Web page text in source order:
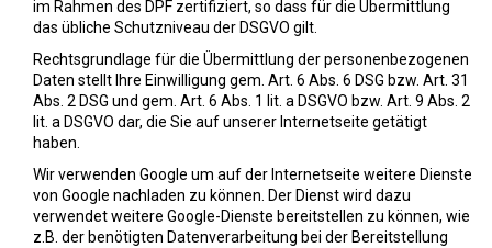
im Rahmen des DPF zertifiziert, so dass für die Übermittlung
das übliche Schutzniveau der DSGVO gilt.
Rechtsgrundlage für die Übermittlung der personenbezogenen
Daten stellt Ihre Einwilligung gem. Art. 6 Abs. 6 DSG bzw. Art. 31
Abs. 2 DSG und gem. Art. 6 Abs. 1 lit. a DSGVO bzw. Art. 9 Abs. 2
lit. a DSGVO dar, die Sie auf unserer Internetseite getätigt
haben.
Wir verwenden Google um auf der Internetseite weitere Dienste
von Google nachladen zu können. Der Dienst wird dazu
verwendet weitere Google-Dienste bereitstellen zu können, wie
z.B. der benötigten Datenverarbeitung bei der Bereitstellung